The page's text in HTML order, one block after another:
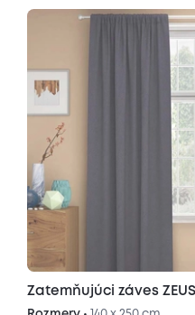
Zatemňujúci záves